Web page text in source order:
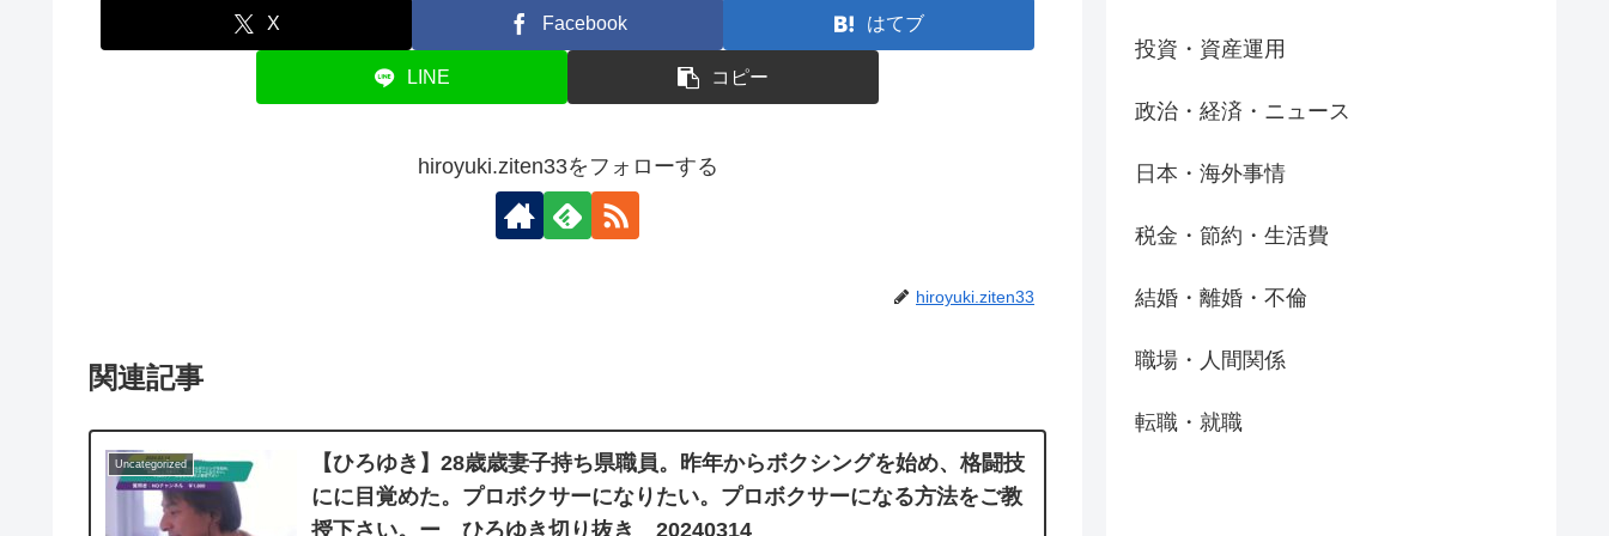
X Facebook はてブ
LINE コピー
hiroyuki.ziten33をフォローする
hiroyuki.ziten33
関連記事
Uncategorized
【ひろゆき】28歳歳妻子持ち県職員。昨年からボクシングを始め、格闘技
にに目覚めた。プロボクサーになりたい。プロボクサーになる方法をご教
授下さい。ー ひろゆき切り抜き 20240314
投資・資産運用
政治・経済・ニュース
日本・海外事情
税金・節約・生活費
結婚・離婚・不倫
職場・人間関係
転職・就職